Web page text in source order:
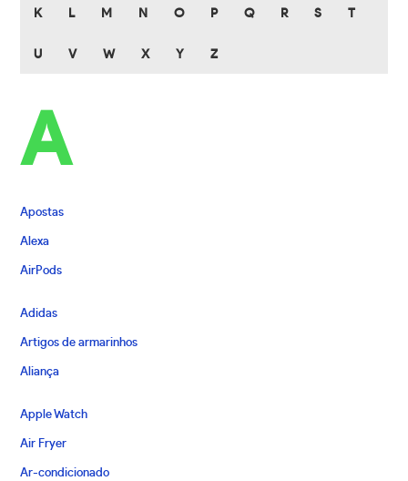
K L M N O P Q R S T
U V W X Y Z
A
Apostas
Alexa
AirPods
Adidas
Artigos de armarinhos
Aliança
Apple Watch
Air Fryer
Ar-condicionado